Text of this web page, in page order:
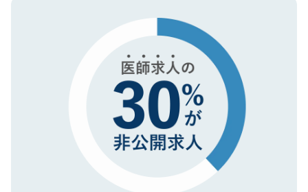
で、機密保持に関してもご安心ください。